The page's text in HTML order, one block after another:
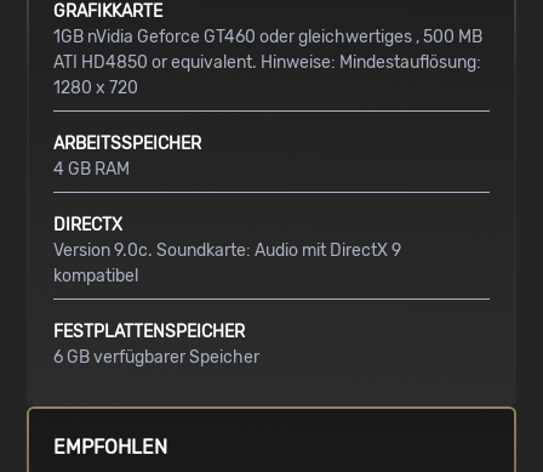
GRAFIKKARTE
1GB nVidia Geforce GT460 oder gleichwertiges , 500 MB
ATI HD4850 or equivalent. Hinweise: Mindestauflösung:
1280 x 720
ARBEITSSPEICHER
4 GB RAM
DIRECTX
Version 9.0c. Soundkarte: Audio mit DirectX 9
kompatibel
FESTPLATTENSPEICHER
6 GB verfügbarer Speicher
EMPFOHLEN